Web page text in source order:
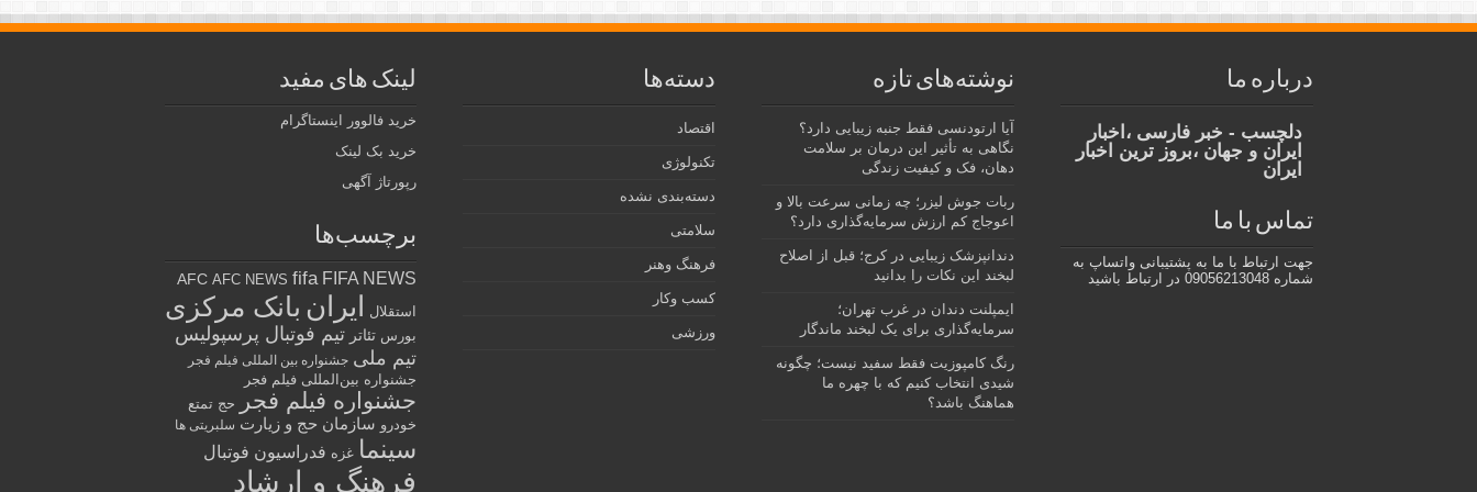
درباره ما
دلچسب - خبر فارسی ،اخبار
ایران و جهان ،بروز ترین اخبار
ایران
تماس با ما
جهت ارتباط با ما به پشتیبانی واتساپ به
شماره 09056213048 در ارتباط باشید
نوشته‌های تازه
آیا ارتودنسی فقط جنبه زیبایی دارد؟
نگاهی به تأثیر این درمان بر سلامت
دهان، فک و کیفیت زندگی
ربات جوش لیزر؛ چه زمانی سرعت بالا و
اعوجاج کم ارزش سرمایه‌گذاری دارد؟
دندانپزشک زیبایی در کرج؛ قبل از اصلاح
لبخند این نکات را بدانید
ایمپلنت دندان در غرب تهران؛
سرمایه‌گذاری برای یک لبخند ماندگار
رنگ کامپوزیت فقط سفید نیست؛ چگونه
شیدی انتخاب کنیم که با چهره ما
هماهنگ باشد؟
دسته‌ها
اقتصاد
تکنولوژی
دسته‌بندی نشده
سلامتی
فرهنگ وهنر
کسب وکار
ورزشی
لینک های مفید
خرید فالوور اینستاگرام
خرید بک لینک
رپورتاژ آگهی
برچسب‌ها
AFC AFC NEWS fifa FIFA NEWS
استقلال ایران بانک مرکزی
بورس تئاتر تیم فوتبال پرسپولیس
تیم ملی جشنواره بین المللی فیلم فجر
جشنواره بین‌المللی فیلم فجر
جشنواره فیلم فجر
حج تمتع
خودرو سازمان حج و زیارت سلبریتی ها
سینما غزه فدراسیون فوتبال
فرهنگ و ارشاد